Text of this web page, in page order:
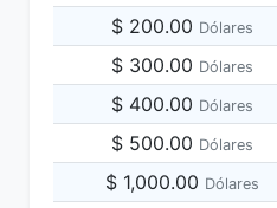
$ 200.00 Dólares
$ 300.00 Dólares
$ 400.00 Dólares
$ 500.00 Dólares
$ 1,000.00 Dólares